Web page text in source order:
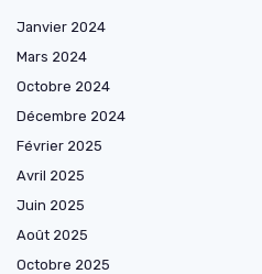
Janvier 2024
Mars 2024
Octobre 2024
Décembre 2024
Février 2025
Avril 2025
Juin 2025
Août 2025
Octobre 2025